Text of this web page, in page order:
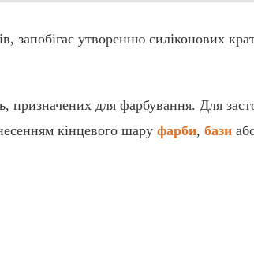
запобігає утворенню силіконових
для фарбування. Для
кінцевого шару фарби, бази